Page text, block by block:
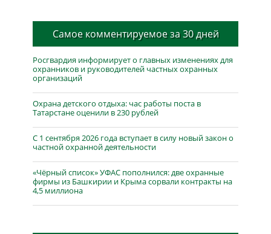
Самое комментируемое за 30 дней
Росгвардия информирует о главных изменениях для
охранников и руководителей частных охранных
организаций
Охрана детского отдыха: час работы поста в
Татарстане оценили в 230 рублей
С 1 сентября 2026 года вступает в силу новый закон о
частной охранной деятельности
«Чёрный список» УФАС пополнился: две охранные
фирмы из Башкирии и Крыма сорвали контракты на
4,5 миллиона